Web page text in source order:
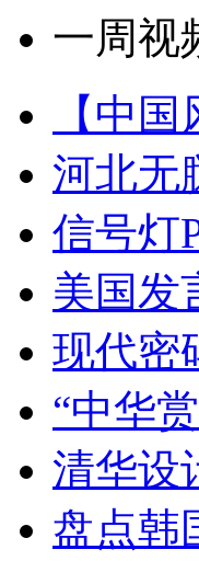
一周视
【中
河北无
信号灯
美国发
现代密
“中华
清华设
盘点韩